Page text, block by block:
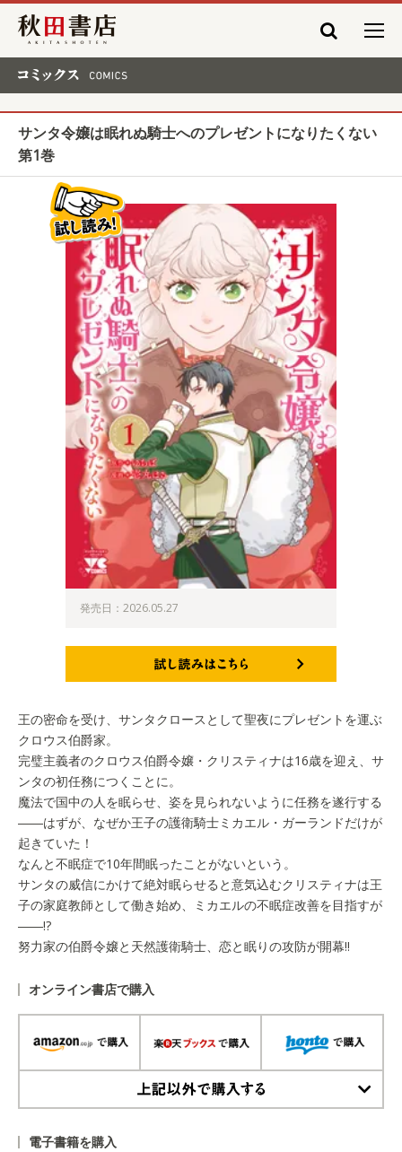
秋田書店
サンタ令嬢は眠れぬ騎士へのプレゼントになりたくない
第1巻
発売日：2026.05.27
王の密命を受け、サンタクロースとして聖夜にプレゼントを運ぶ
クロウス伯爵家。
完璧主義者のクロウス伯爵令嬢・クリスティナは16歳を迎え、サ
ンタの初任務につくことに。
魔法で国中の人を眠らせ、姿を見られないように任務を遂行する
――はずが、なぜか王子の護衛騎士ミカエル・ガーランドだけが
起きていた！
なんと不眠症で10年間眠ったことがないという。
サンタの威信にかけて絶対眠らせると意気込むクリスティナは王
子の家庭教師として働き始め、ミカエルの不眠症改善を目指すが
――!?
努力家の伯爵令嬢と天然護衛騎士、恋と眠りの攻防が開幕!!
オンライン書店で購入
電子書籍を購入